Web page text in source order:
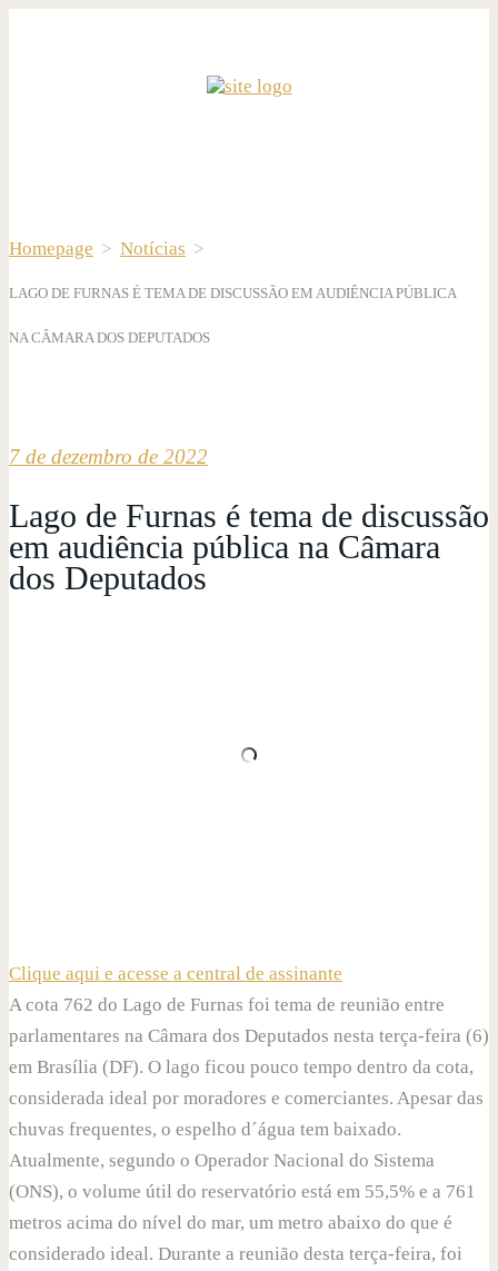
Homepage > Notícias >
LAGO DE FURNAS É TEMA DE DISCUSSÃO EM AUDIÊNCIA PÚBLICA
NA CÂMARA DOS DEPUTADOS
7 de dezembro de 2022
Lago de Furnas é tema de discussão
em audiência pública na Câmara
dos Deputados
Clique aqui e acesse a central de assinante
A cota 762 do Lago de Furnas foi tema de reunião entre
parlamentares na Câmara dos Deputados nesta terça-feira (6)
em Brasília (DF). O lago ficou pouco tempo dentro da cota,
considerada ideal por moradores e comerciantes. Apesar das
chuvas frequentes, o espelho d´água tem baixado.
Atualmente, segundo o Operador Nacional do Sistema
(ONS), o volume útil do reservatório está em 55,5% e a 761
metros acima do nível do mar, um metro abaixo do que é
considerado ideal. Durante a reunião desta terça-feira, foi